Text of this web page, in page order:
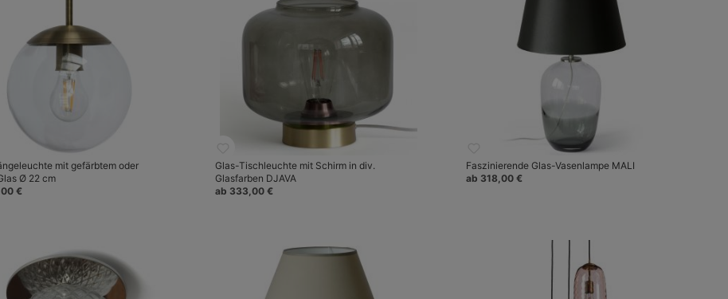
mit gefärbtem oder
Ø 22 cm
€
Glas-Tischleuchte mit Schirm in div.
Glasfarben DJAVA
ab 333,00 €
Faszinierende Glas-Vasenlampe MALI
ab 318,00 €